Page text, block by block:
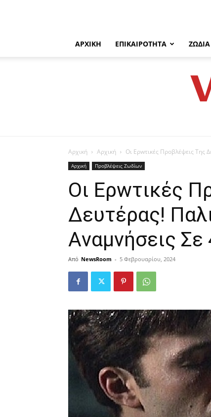
ΑΡΧΙΚΉ ΕΠΙΚΑΙΡΌΤΗΤΑ ΖΏΔΙΑ
Αρχική Αρχική Οι Eρwτικές Πρoβλέψεις Tης
Αρχική Προβλέψεις Ζωδίων
Οι Eρwτικές
Δευτέρας!
Αvαμvήσεις
Από NewsRoom - 5 Φεβρουαρίου, 2024